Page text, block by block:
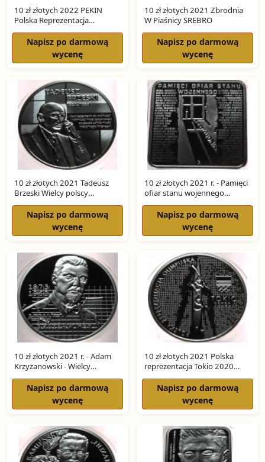
10 zł złotych 2022 PEKIN
Polska Reprezentacja
Olimpijska SREBRO
Napisz po darmową
wycenę
10 zł złotych 2021 Zbrodnia
W Piaśnicy SREBRO
Napisz po darmową
wycenę
10 zł złotych 2021 Tadeusz
Brzeski Wielcy polscy
ekonomiści SREBRO
Napisz po darmową
wycenę
10 zł złotych 2021 r. - Pamięci
ofiar stanu wojennego
SREBRO
Napisz po darmową
wycenę
10 zł złotych 2021 r. - Adam
Krzyżanowski - Wielcy
ekonomiści SREBRO
Napisz po darmową
wycenę
10 zł złotych 2021 Polska
reprezentacja Tokio 2020
SREBRO
Napisz po darmową
wycenę